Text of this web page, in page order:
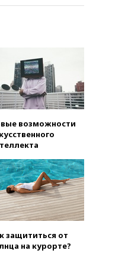
Путин обсудил с
подготовку к
голосования
основной
пределы России
Rozetka
Киевом
Джаред Лето
в фильме
на фоне
Выборы ректора
на «после
возможности
защититься от
на курорте?